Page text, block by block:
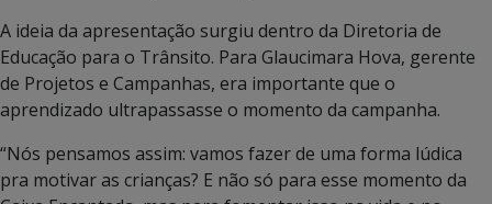
A ideia da apresentação surgiu dentro da Diretoria de
Educação para o Trânsito. Para Glaucimara Hova, gerente
de Projetos e Campanhas, era importante que o
aprendizado ultrapassasse o momento da campanha.
“Nós pensamos assim: vamos fazer de uma forma lúdica
pra motivar as crianças? E não só para esse momento da